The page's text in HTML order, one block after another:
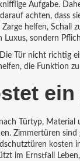
Aufgabe.
darauf achten, dass
helfen, Schall
Luxus, sondern
Tür nicht richtig
die Funktion
Türtyp,
Zimmertüren sind
kosten
im Ernstfall